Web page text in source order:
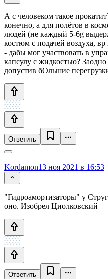
А с человеком такое
конечно, а для полётов в
людей (не каждый 5-6g
костюм с подачей воздуха,
- дабы мог участвовать в
капсулу с жидкостью?
допустив бОльшие
Ответить
Kordamon13 ноя 2021 в 16:53
"Гидроамортизаторы" у
оно. Изобрел Циолковский
Ответить